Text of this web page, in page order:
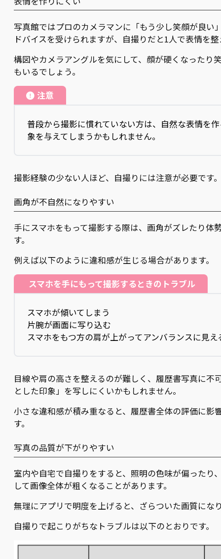
写真館ではプロのカメラマンに「もう少し笑顔が良い
ドバイスを受けられますが、自撮りだと1人で表情を
構図やカメラアングルを気にして、顔が硬くなったり
もいるでしょう。
注意
普段から撮影に慣れていない方は、自然な表情を
象を与えてしまうかもしれません。
撮影経験の少ない人ほど、自撮りには注意が必要です
画角が不自然になりやすい
手にスマホをもって撮影する際は、画角がズレたり体
す。
例えば以下のように違和感が生じる場合があります。
スマホを手にもって撮影するときのトラブル
スマホが傾いてしまう
片腕が画面に写り込む
スマホをもつ方の肩が上がってアンバランスに見え
目線や肩の高さを整えるのが難しく、履歴書写真に不
とした印象」を写しにくいかもしれません。
小さな違和感が積み重なると、履歴書全体の評価に影
す。
写真の品質が下がりやすい
室内や自宅で自撮りをすると、照明の色味が偏ったり
して画像全体が粗くなることがあります。
無理にアプリで明度を上げると、ざらついた画質にな
自撮りで起こりがちなトラブルは以下のとおりです。